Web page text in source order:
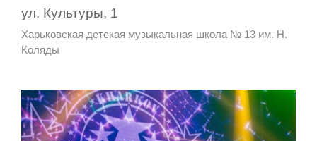
ул. Культуры, 1
Харьковская детская музыкальная школа № 13 им. Н.
Коляды